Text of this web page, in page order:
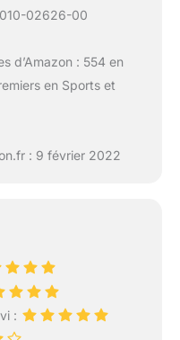
010-02626-00
d’Amazon : 554 en
en Sports et
: 9 février 2022
: